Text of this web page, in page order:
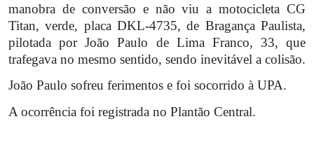
manobra de conversão e não viu a motocicleta CG
Titan, verde, placa DKL-4735, de Bragança Paulista,
pilotada por João Paulo de Lima Franco, 33, que
trafegava no mesmo sentido, sendo inevitável a colisão.
João Paulo sofreu ferimentos e foi socorrido à UPA.
A ocorrência foi registrada no Plantão Central.